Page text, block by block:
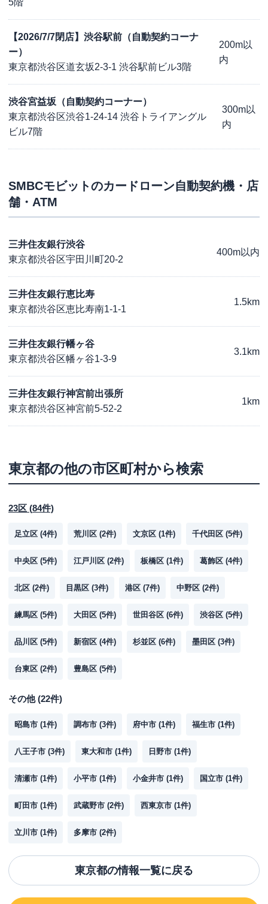
5階
【2026/7/7閉店】渋谷駅前（自動契約コーナ
ー）
東京都渋谷区道玄坂2-3-1 渋谷駅前ビル3階
200m以
内
渋谷宮益坂（自動契約コーナー）
東京都渋谷区渋谷1-24-14 渋谷トライアングル
ビル7階
300m以
内
SMBCモビットのカードローン自動契約機・店
舗・ATM
三井住友銀行渋谷
東京都渋谷区宇田川町20-2
400m以内
三井住友銀行恵比寿
東京都渋谷区恵比寿南1-1-1
1.5km
三井住友銀行幡ヶ谷
東京都渋谷区幡ヶ谷1-3-9
3.1km
三井住友銀行神宮前出張所
東京都渋谷区神宮前5-52-2
1km
東京都の他の市区町村から検索
23区 (84件)
足立区 (4件) 荒川区 (2件) 文京区 (1件) 千代田区 (5件)
中央区 (5件) 江戸川区 (2件) 板橋区 (1件) 葛飾区 (4件)
北区 (2件) 目黒区 (3件) 港区 (7件) 中野区 (2件)
練馬区 (5件) 大田区 (5件) 世田谷区 (6件) 渋谷区 (5件)
品川区 (5件) 新宿区 (4件) 杉並区 (6件) 墨田区 (3件)
台東区 (2件) 豊島区 (5件)
その他(22件)
昭島市 (1件) 調布市 (3件) 府中市 (1件) 福生市 (1件)
八王子市 (3件) 東大和市 (1件) 日野市 (1件)
清瀬市 (1件) 小平市 (1件) 小金井市 (1件) 国立市 (1件)
町田市 (1件) 武蔵野市 (2件) 西東京市 (1件)
立川市 (1件) 多摩市 (2件)
東京都の情報一覧に戻る